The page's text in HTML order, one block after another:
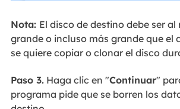
Nota: El disco de destino debe ser al
grande o incluso más grande que el
se quiere copiar o clonar el disco
Paso 3.Haga clic en "Continuar"
programa pide que se borren los